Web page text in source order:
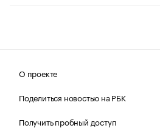
О проекте
Поделиться новостью на РБК
Получить пробный доступ